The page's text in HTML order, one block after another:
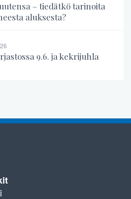
– tiedätkö tarinoita
aluksesta?
9.6. ja kekrijuhla